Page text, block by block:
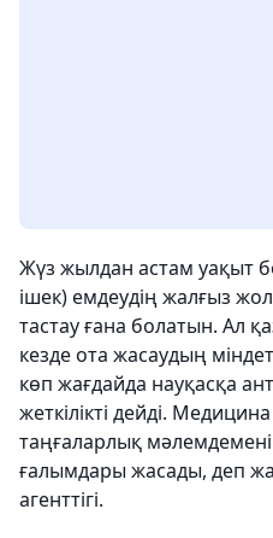
Жүз жылдан астам уақыт
ішек) емдеудің жалғыз
тастау ғана болатын. Ал
кезде ота жасаудың
көп жағдайда науқасқа
жеткілікті дейді.
таңғаларлық мәлемдемені
ғалымдары жасады, деп
агенттігі.